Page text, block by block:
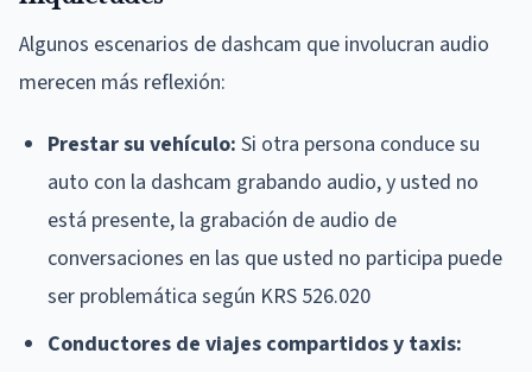
Algunos escenarios de dashcam que involucran audio
merecen más reflexión:
Prestar su vehículo: Si otra persona conduce su
auto con la dashcam grabando audio, y usted no
está presente, la grabación de audio de
conversaciones en las que usted no participa puede
ser problemática según KRS 526.020
Conductores de viajes compartidos y taxis: